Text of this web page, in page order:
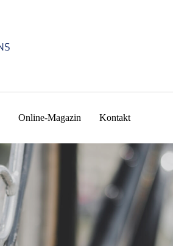
Online-Magazin Kontakt